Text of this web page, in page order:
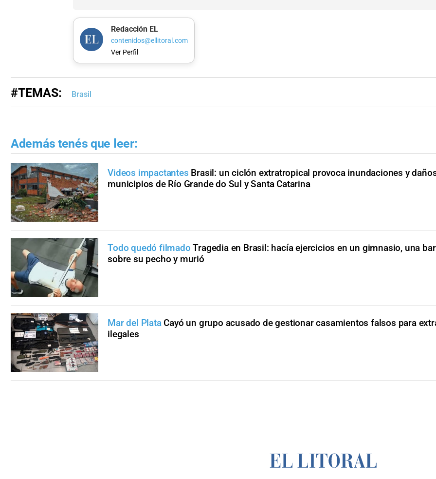
Redacción EL
contenidos@ellitoral.com
Ver Perfil
#TEMAS: Brasil
Además tenés que leer:
Videos impactantes Brasil: un ciclón extratropical provoca inundaciones y
municipios de Río Grande do Sul y Santa Catarina
Todo quedó filmado Tragedia en Brasil: hacía ejercicios en un gimnasio, una
sobre su pecho y murió
Mar del Plata Cayó un grupo acusado de gestionar casamientos falsos para
ilegales